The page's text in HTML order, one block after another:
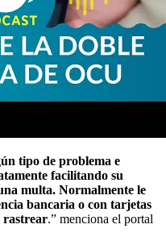
tipo de problema e
facilitando su
multa. Normalmente le
bancaria o con tarjetas
rastrear.” menciona el portal